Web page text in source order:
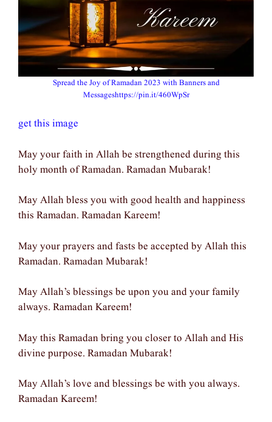
Spread the Joy of Ramadan 2023 with Banners and
Messageshttps://pin.it/460WpSr
get this image
May your faith in Allah be strengthened during this
holy month of Ramadan. Ramadan Mubarak!
May Allah bless you with good health and happiness
this Ramadan. Ramadan Kareem!
May your prayers and fasts be accepted by Allah this
Ramadan. Ramadan Mubarak!
May Allah’s blessings be upon you and your family
always. Ramadan Kareem!
May this Ramadan bring you closer to Allah and His
divine purpose. Ramadan Mubarak!
May Allah’s love and blessings be with you always.
Ramadan Kareem!